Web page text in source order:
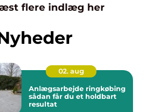
flere indlæg her
02. aug
Anlægsarbejde ringkøbing
sådan får du et holdbart
resultat